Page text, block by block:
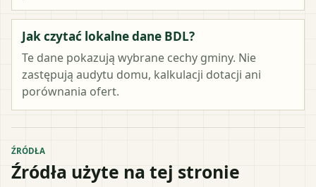
Jak czytać lokalne dane BDL?
Te dane pokazują wybrane cechy gminy. Nie
zastępują audytu domu, kalkulacji dotacji ani
porównania ofert.
ŹRÓDŁA
Źródła użyte na tej stronie